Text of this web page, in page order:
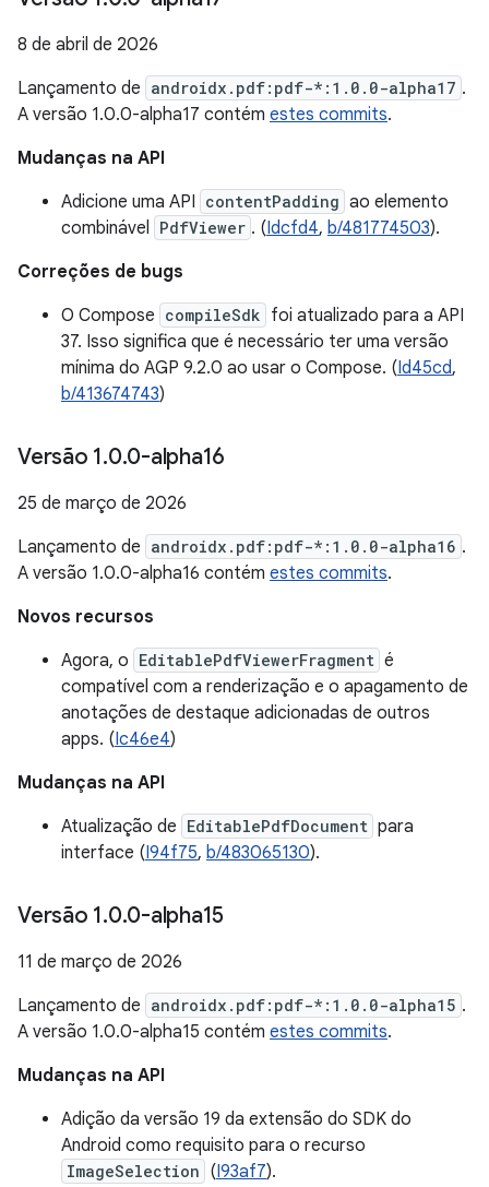
8 de abril de 2026
Lançamento de androidx.pdf:pdf-*:1.0.0-alpha17 .
A versão 1.0.0-alpha17 contém estes commits.
Mudanças na API
Adicione uma API contentPadding ao elemento
combinável PdfViewer . (Idcfd4, b/481774503).
Correções de bugs
O Compose compileSdk foi atualizado para a API
37. Isso significa que é necessário ter uma versão
mínima do AGP 9.2.0 ao usar o Compose. (Id45cd,
b/413674743)
Versão 1.0.0-alpha16
25 de março de 2026
Lançamento de androidx.pdf:pdf-*:1.0.0-alpha16 .
A versão 1.0.0-alpha16 contém estes commits.
Novos recursos
Agora, o EditablePdfViewerFragment é
compatível com a renderização e o apagamento de
anotações de destaque adicionadas de outros
apps. (Ic46e4)
Mudanças na API
Atualização de EditablePdfDocument para
interface (I94f75, b/483065130).
Versão 1.0.0-alpha15
11 de março de 2026
Lançamento de androidx.pdf:pdf-*:1.0.0-alpha15 .
A versão 1.0.0-alpha15 contém estes commits.
Mudanças na API
Adição da versão 19 da extensão do SDK do
Android como requisito para o recurso
ImageSelection (I93af7).